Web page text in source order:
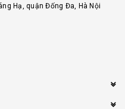
Hạ, quận Đống Đa, Hà Nội